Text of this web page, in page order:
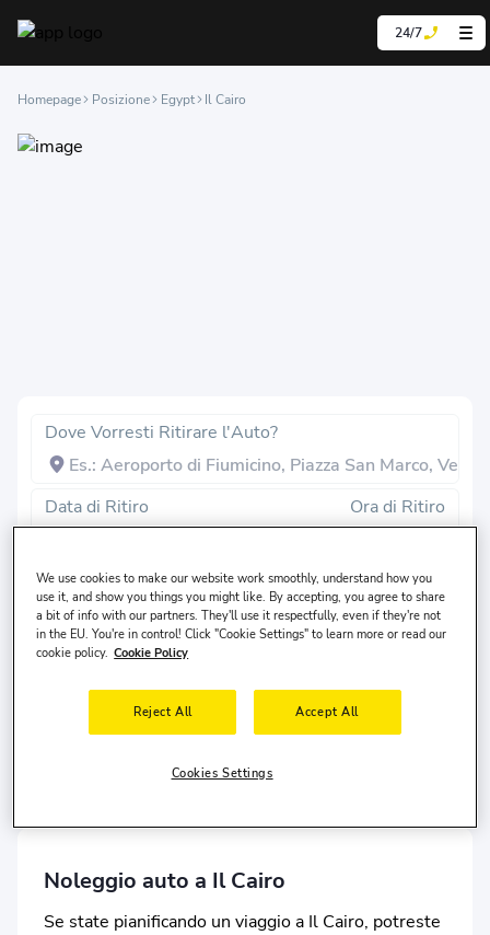
24/7
Homepage Posizione Egypt Il Cairo
Dove Vorresti Ritirare l'Auto?
Data di Ritiro
Ora di Ritiro
Data di consegna
11 ago, mar
Ora di Consegna
10:00
Noleggio auto a Il Cairo
Se state pianificando un viaggio a Il Cairo, potreste
We use cookies to make our website work smoothly, understand how you
use it, and show you things you might like. By accepting, you agree to share
a bit of info with our partners. They'll use it respectfully, even if they're not
in the EU. You're in control! Click "Cookie Settings" to learn more or read our
cookie policy. Cookie Policy
Reject All Accept All
Cookies Settings